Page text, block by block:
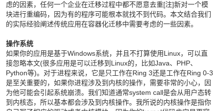
虑的因素，任何一个企业在迁移过程中都不愿意去重[注]新对一个模
块进行重编码，因为有的程序可能根本就找不到代码。本文结合我们
的实际经验阐述传统应用在容器化迁移中需要考虑的一些因素。
操作系统
如果你的应用是基于Windows系统，并且不打算使用Linux，可以直
接忽略本文(很多应用是可以迁移到Linux的，比如Java、PHP、
Python等)。对于进程来说，它是只工作在Ring 3还是工作在Ring 0-3
是至关重要的，如果你进程涉及到内核的操作，需要非常的小心，因
为他可能会引起系统崩溃。我们知道通常system call是会从用户态转
到内核态，所以基本都会涉及到内核操作。我所说的内核操作是指你